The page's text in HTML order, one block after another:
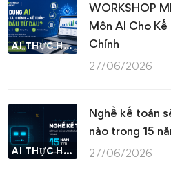
AI THỰC HÀNH
WORKSHOP
Môn AI Cho Kế
Chính
27/06/2026
AI THỰC HÀNH
Nghề kế toán
nào trong 15
27/06/2026